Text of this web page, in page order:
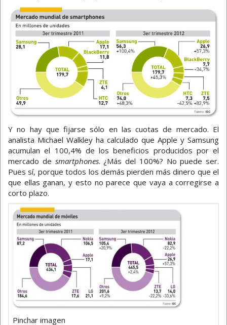
Y no hay que fijarse sólo en las cuotas de mercado. El
analista Michael Walkley ha calculado que Apple y Samsung
acumulan el 100,4% de los beneficios producidos por el
mercado de smartphones. ¿Más del 100%? No puede ser.
Pues sí, porque todos los demás pierden más dinero que el
que ellas ganan, y esto no parece que vaya a corregirse a
corto plazo.
Pinchar imagen